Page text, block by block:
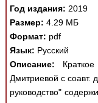
Год издания: 2019
Размер: 4.29 МБ
Формат: pdf
Язык: Русский
Описание:
Дмитриевой с соавт.
руководство"